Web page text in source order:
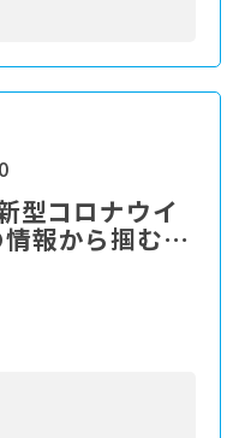
型コロナウイ
報から掴む対